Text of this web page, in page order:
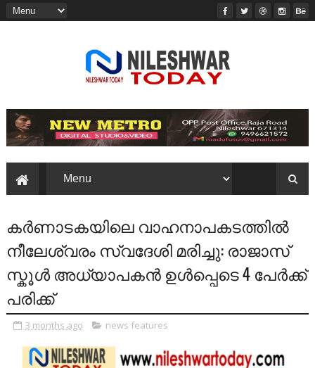
കർണാടകയിലെ വാഹനാപകടത്തിൽ
നീലേശ്വരം സ്വദേശി മരിച്ചു: രാജാസ്
സ്കൂൾ അധ്യാപകൻ ഉൾപ്പെടെ 4 പേർക്ക്
പരിക്ക്
3 months ago news features